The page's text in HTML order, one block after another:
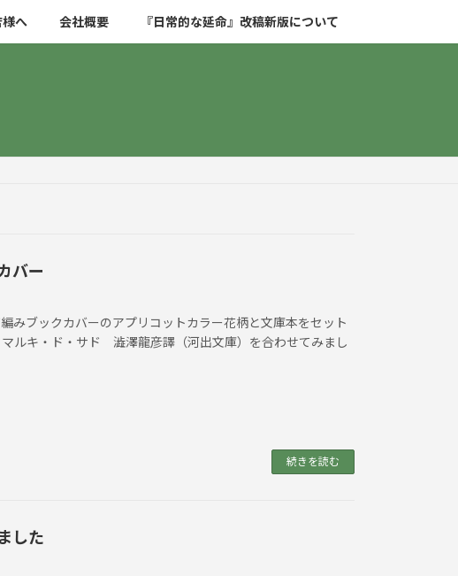
へ 会社概要 『日常的な延命』改稿新版について
バー
みブックカバーのアプリコットカラー花柄と文庫本をセット
ルキ・ド・サド 澁澤龍彦譯（河出文庫）を合わせてみまし
続きを読む
した